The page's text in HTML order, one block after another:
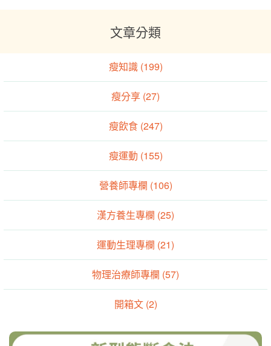
文章分類
瘦知識 (199)
瘦分享 (27)
瘦飲食 (247)
瘦運動 (155)
營養師專欄 (106)
漢方養生專欄 (25)
運動生理專欄 (21)
物理治療師專欄 (57)
開箱文 (2)